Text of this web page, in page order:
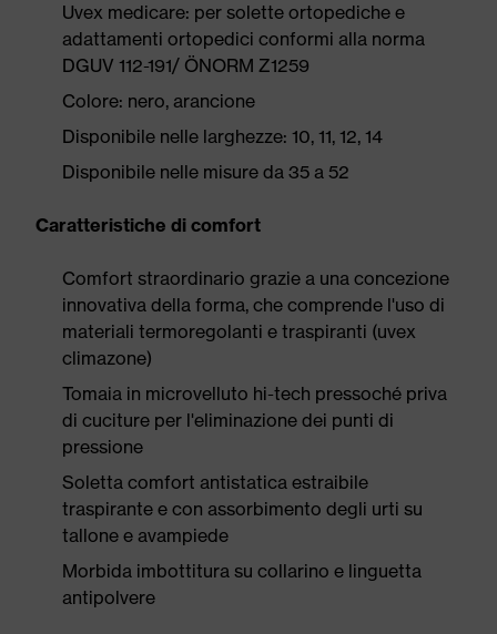
Uvex medicare: per solette ortopediche e
adattamenti ortopedici conformi alla norma
DGUV 112-191/ ÖNORM Z1259
Colore: nero, arancione
Disponibile nelle larghezze: 10, 11, 12, 14
Disponibile nelle misure da 35 a 52
Caratteristiche di comfort
Comfort straordinario grazie a una concezione
innovativa della forma, che comprende l'uso di
materiali termoregolanti e traspiranti (uvex
climazone)
Tomaia in microvelluto hi-tech pressoché priva
di cuciture per l'eliminazione dei punti di
pressione
Soletta comfort antistatica estraibile
traspirante e con assorbimento degli urti su
tallone e avampiede
Morbida imbottitura su collarino e linguetta
antipolvere